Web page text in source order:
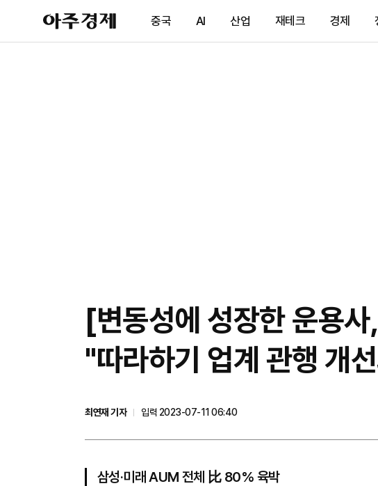
아
주
제
중국 AI 산업 재테크 경제
[변동성에 성장한 운용
"따라하기 업계 관행 개
최연재 기자
입력 2023-07-11 06:40
삼성·미래 AUM 전체 比 80% 육박